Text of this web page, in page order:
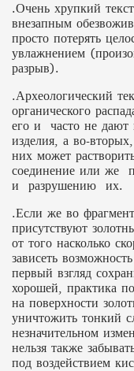
.Очень хрупкий
внезапным
просто потерять
увлажнением
разрыв).
.Археологический
органического
его и часто не дают
изделия, а во-
них может
соединение или же
и разрушению их.
.Если же во
присутствуют
от того насколько
зависеть
первый взгляд
хорошей, практика
на поверхности
уничтожить тонкий
незначительном
нельзя также
под воздействием